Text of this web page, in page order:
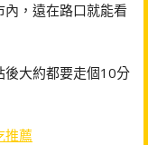
，遠在路口就能看
後大約都要走個10分
推薦